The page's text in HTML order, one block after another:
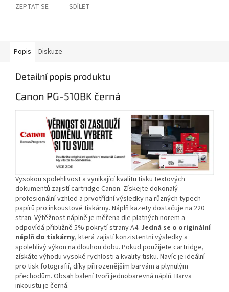
ZEPTAT SE SDÍLET
Popis Diskuze
Detailní popis produktu
Canon PG-510BK černá
Vysokou spolehlivost a vynikající kvalitu tisku textových
dokumentů zajistí cartridge Canon. Získejte dokonalý
profesionální vzhled a prvotřídní výsledky na různých typech
papírů pro inkoustové tiskárny. Náplň kazety dostačuje na 220
stran. Výtěžnost náplně je měřena dle platných norem a
odpovídá přibližně 5% pokrytí strany A4. Jedná se o originální
náplň do tiskárny, která zajistí konzistentní výsledky a
spolehlivý výkon na dlouhou dobu. Pokud použijete cartridge,
získáte výhodu vysoké rychlosti a kvality tisku. Navíc je ideální
pro tisk fotografií, díky přirozenějším barvám a plynulým
přechodům. Obsah balení tvoří jednobarevná náplň. Barva
inkoustu je černá.